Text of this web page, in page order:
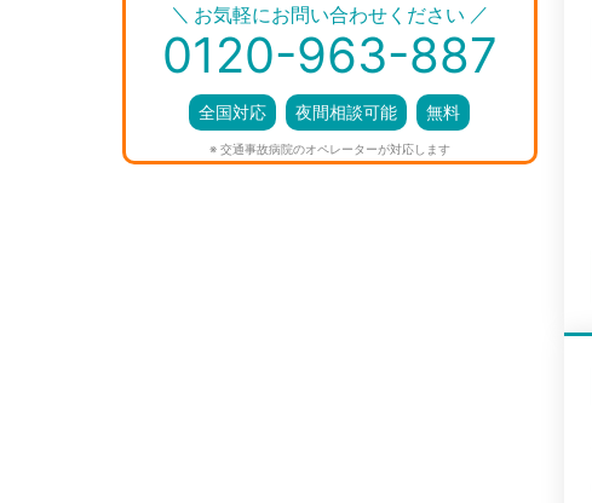
＼ ／
お気軽にお問い合わせください
0120-963-887
全国対応 夜間相談可能 無料
※ 交通事故病院のオペレーターが対応します